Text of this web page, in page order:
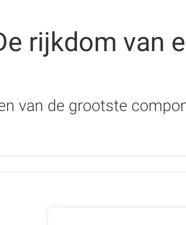
rijkdom van
van de grootste